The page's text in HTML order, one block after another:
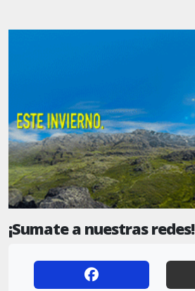
¡Sumate a nuestras redes!